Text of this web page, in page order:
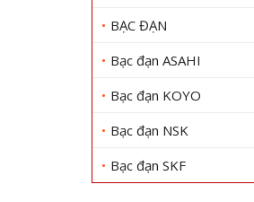
BẠC ĐẠN
Bạc đạn ASAHI
Bạc đạn KOYO
Bạc đạn NSK
Bạc đạn SKF